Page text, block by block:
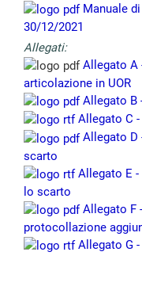
Manuale
30/12/2021
Allegati:
Allegato A
articolazione in UOR
Allegato B
Allegato C
Allegato D
scarto
Allegato E
lo scarto
Allegato F
protocollazione
Allegato G